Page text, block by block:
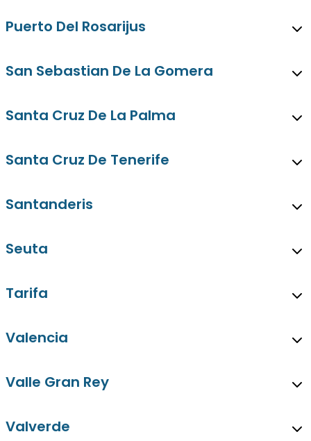
Puerto Del Rosarijus
San Sebastian De La Gomera
Santa Cruz De La Palma
Santa Cruz De Tenerife
Santanderis
Seuta
Tarifa
Valencia
Valle Gran Rey
Valverde